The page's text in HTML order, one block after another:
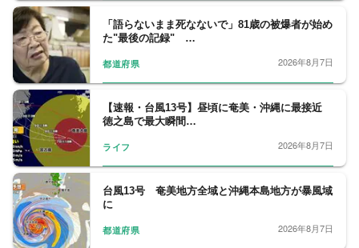
「語らないまま死なないで」81歳の被爆者が始め
た"最後の記録" …
都道府県 2026年8月7日
【速報・台風13号】昼頃に奄美・沖縄に最接近
徳之島で最大瞬間…
ライフ 2026年8月7日
台風13号 奄美地方全域と沖縄本島地方が暴風域
に
都道府県 2026年8月7日